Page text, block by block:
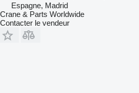
Espagne, Madrid
Crane & Parts Worldwide
Contacter le vendeur